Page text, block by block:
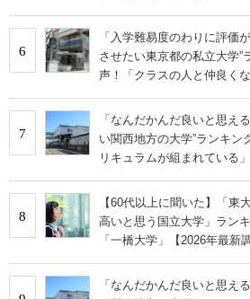
6
「入学難易度のわりに評
させたい東京都の私立大学”
声！「クラスの人と仲良く
7
「なんだかんだ良いと思
い関西地方の大学”ランキ
リキュラムが組まれている
8
【60代以上に聞いた】「東
高いと思う国立大学」ラン
「一橋大学」【2026年最新
「なんだかんだ良いと思